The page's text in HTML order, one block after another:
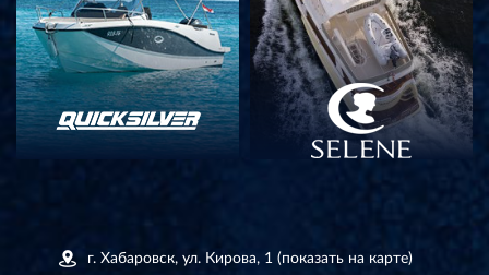
г. Хабаровск, ул. Кирова, 1 (показать на карте)